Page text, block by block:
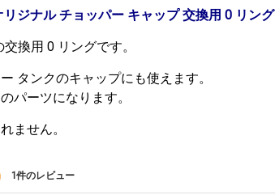
ジナル チョッパー キャップ 交換用 O リング
交換用 O リングです。
タンクのキャップにも使えます。
パーツになります。
ません。
1 件のレビュー